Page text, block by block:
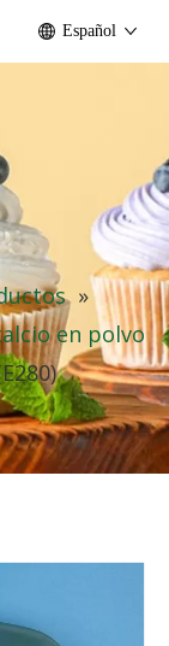
Español
»
en polvo